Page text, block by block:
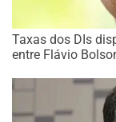
Taxas dos DIs
entre Flávio